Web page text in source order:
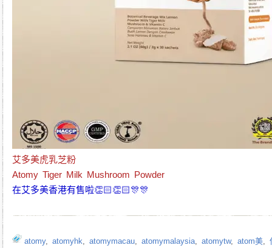
艾多美虎乳芝粉
Atomy Tiger Milk Mushroom Powder
在艾多美香港有售啦👏🏻👏🏻🎊🎊
atomy, atomyhk, atomymacau, atomymalaysia, atomytw, atom美,